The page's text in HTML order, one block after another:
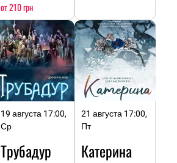
от 210 грн
19 августа 17:00,
Ср
Трубадур
21 августа 17:00,
Пт
Катерина